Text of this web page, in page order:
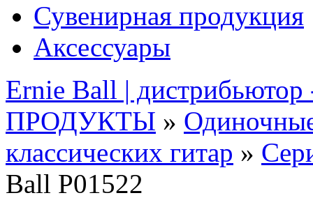
Сувенирная продукция
Аксессуары
Ernie Ball | дистрибьютор
ПРОДУКТЫ »
классических гитар »
Ball P01522